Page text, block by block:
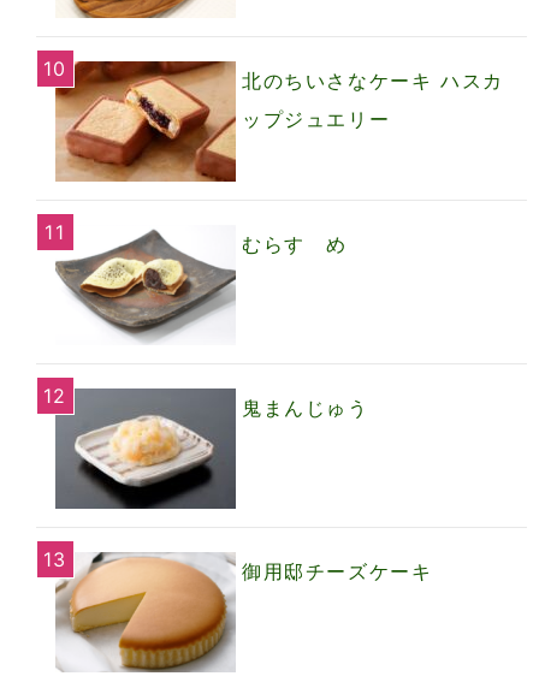
北のちいさなケーキ ハスカ
ップジュエリー
むらすゞめ
鬼まんじゅう
御用邸チーズケーキ